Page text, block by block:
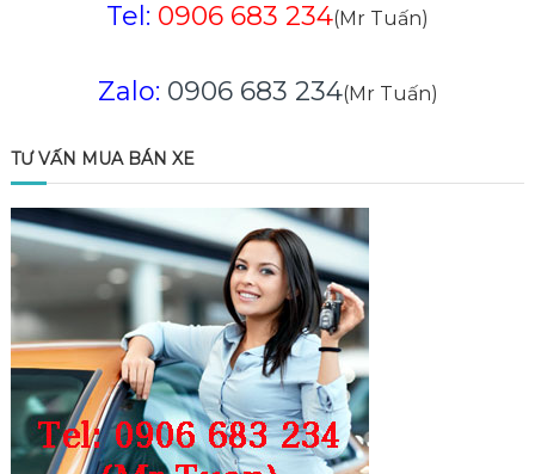
Tel: 0906 683 234(Mr Tuấn)
Zalo: 0906 683 234(Mr Tuấn)
TƯ VẤN MUA BÁN XE